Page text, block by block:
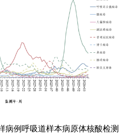
病例呼吸道样本病原体核酸检测